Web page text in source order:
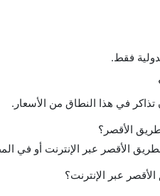
فقط.
الأقصر؟
الأقصر عبر الإنترنت أو في
عبر الإنترنت؟